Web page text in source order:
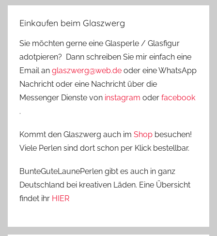
Einkaufen beim Glaszwerg
Sie möchten gerne eine Glasperle / Glasfigur
adotpieren? Dann schreiben Sie mir einfach eine
Email an glaszwerg@web.de oder eine WhatsApp
Nachricht oder eine Nachricht über die
Messenger Dienste von instagram oder facebook
.
Kommt den Glaszwerg auch im Shop besuchen!
Viele Perlen sind dort schon per Klick bestellbar.
BunteGuteLaunePerlen gibt es auch in ganz
Deutschland bei kreativen Läden. Eine Übersicht
findet ihr HIER